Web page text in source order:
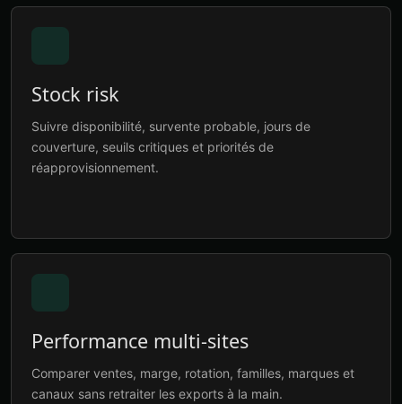
Stock risk
Suivre disponibilité, survente probable, jours de
couverture, seuils critiques et priorités de
réapprovisionnement.
Performance multi-sites
Comparer ventes, marge, rotation, familles, marques et
canaux sans retraiter les exports à la main.